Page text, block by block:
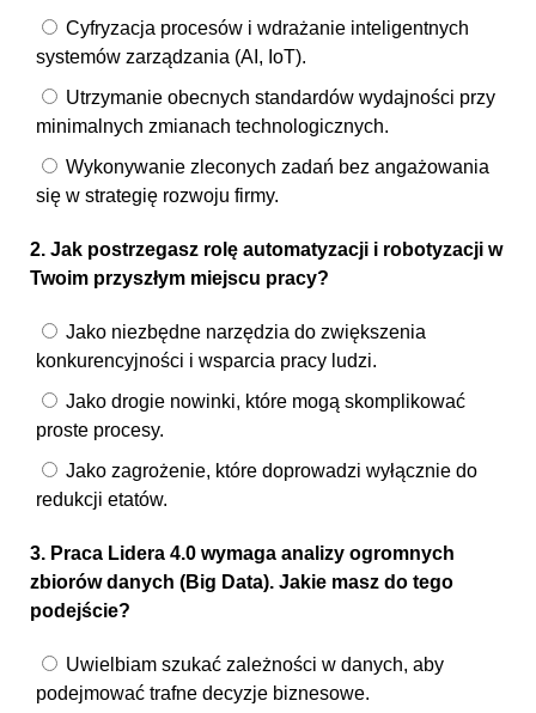
Cyfryzacja procesów i wdrażanie inteligentnych
systemów zarządzania (AI, IoT).
Utrzymanie obecnych standardów wydajności przy
minimalnych zmianach technologicznych.
Wykonywanie zleconych zadań bez angażowania
się w strategię rozwoju firmy.
2. Jak postrzegasz rolę automatyzacji i robotyzacji w
Twoim przyszłym miejscu pracy?
Jako niezbędne narzędzia do zwiększenia
konkurencyjności i wsparcia pracy ludzi.
Jako drogie nowinki, które mogą skomplikować
proste procesy.
Jako zagrożenie, które doprowadzi wyłącznie do
redukcji etatów.
3. Praca Lidera 4.0 wymaga analizy ogromnych
zbiorów danych (Big Data). Jakie masz do tego
podejście?
Uwielbiam szukać zależności w danych, aby
podejmować trafne decyzje biznesowe.